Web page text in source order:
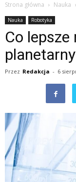
Strona główna Nauka
Nauka Robotyka
Co
Przez Redakcja - 6